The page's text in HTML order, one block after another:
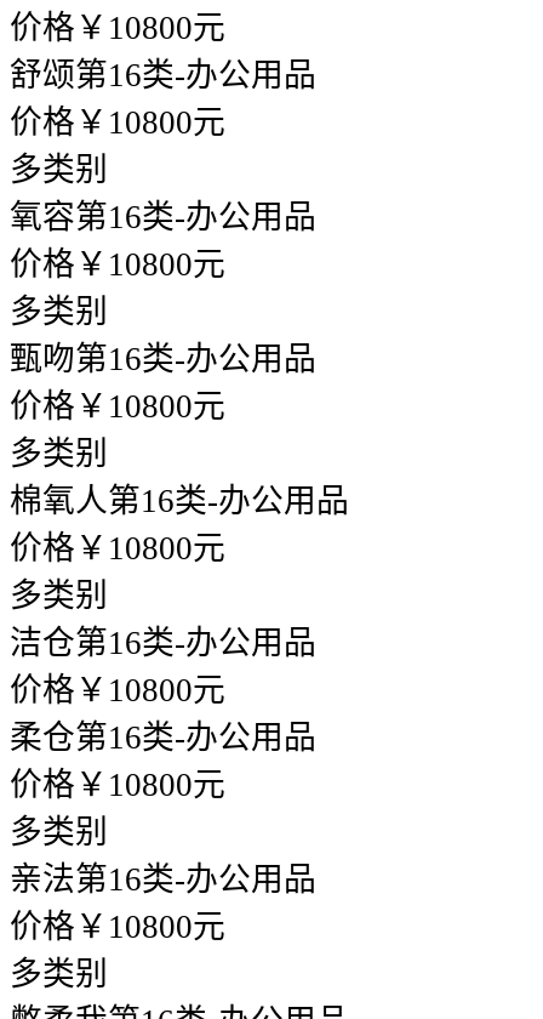
价格￥10800元
舒颂第16类-办公用品
价格￥10800元
多类别
氧容第16类-办公用品
价格￥10800元
多类别
甄吻第16类-办公用品
价格￥10800元
多类别
棉氧人第16类-办公用品
价格￥10800元
多类别
洁仓第16类-办公用品
价格￥10800元
柔仓第16类-办公用品
价格￥10800元
多类别
亲法第16类-办公用品
价格￥10800元
多类别